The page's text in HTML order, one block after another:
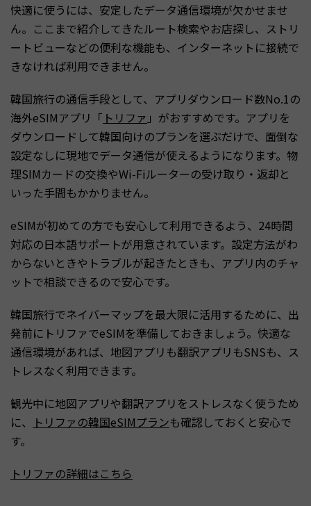
快適に使うには、安定したデータ通信環境が欠かせませ
ん。ここまで紹介してきたルート検索やお店探し、ストリ
ートビューなどの便利な機能も、インターネットに接続で
きなければ利用できません。
韓国旅行の通信手段として、アプリダウンロード数No.1の
海外eSIMアプリ「 トリファ 」がおすすめです。アプリを
ダウンロードして韓国向けのプランを選ぶだけで、面倒な
設定なしに現地でデータ通信が使えるようになります。物
理SIMカードの交換やWi-Fiルーターの受け取り・返却と
いった手間もかかりません。
eSIMが初めての方でも安心して利用できるよう、24時間
対応の日本語サポートが用意されています。設定方法がわ
からないときやトラブルが起きたときも、アプリ内のチャ
ットで相談できるので安心です。
韓国旅行でネイバーマップを最大限に活用するために、出
発前にトリファでeSIMを準備しておきましょう。快適な
通信環境があれば、地図アプリも翻訳アプリもSNSも、ス
トレスなく利用できます。
観光中に地図アプリや翻訳アプリをストレスなく使うため
に、
トリファの韓国eSIMプランも確認しておくと安心で
す。
トリファの詳細はこちら